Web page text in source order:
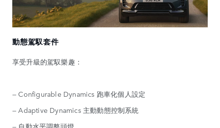
動態駕馭套件
享受升級的駕馭樂趣：
— Configurable Dynamics 跑車化個人設定
— Adaptive Dynamics 主動動態控制系統
— 自動水平調整頭燈